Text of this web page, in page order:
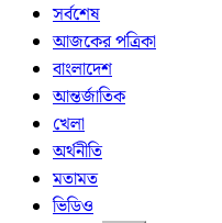
সর্বশেষ
আজকের পত্রিকা
বাংলাদেশ
আন্তর্জাতিক
খেলা
অর্থনীতি
মতামত
ভিডিও